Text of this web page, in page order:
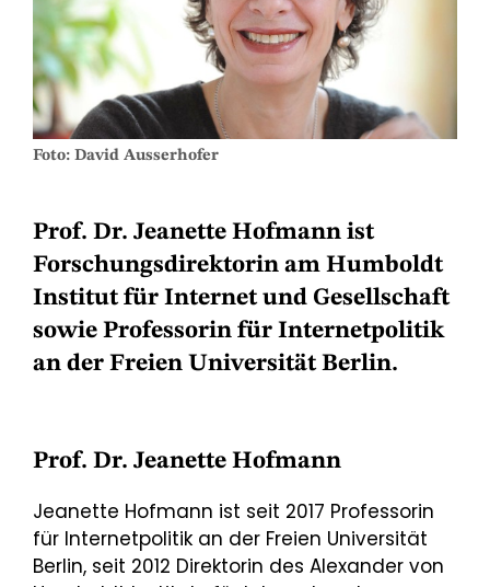
Foto: David Ausserhofer
Prof. Dr. Jeanette Hofmann ist
Forschungsdirektorin am Humboldt
Institut für Internet und Gesellschaft
sowie Professorin für Internetpolitik
an der Freien Universität Berlin.
Prof. Dr. Jeanette Hofmann
Jeanette Hofmann ist seit 2017 Professorin
für Internetpolitik an der Freien Universität
Berlin, seit 2012 Direktorin des Alexander von